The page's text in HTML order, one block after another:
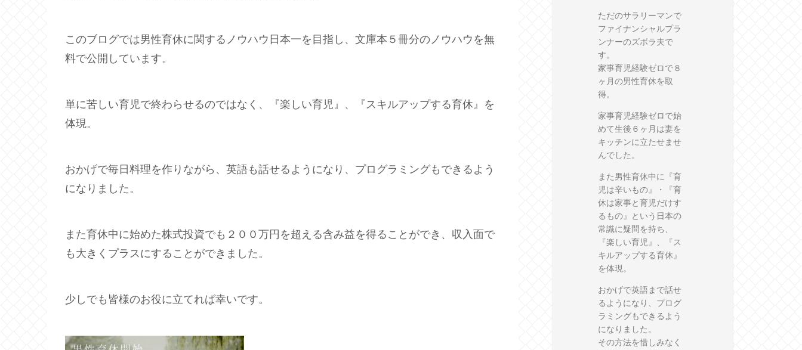
このブログでは男性育休に関するノウハウ日本一を目指し、文庫本５冊分のノウハウを無
料で公開しています。
単に苦しい育児で終わらせるのではなく、『楽しい育児』、『スキルアップする育休』を
体現。
おかげで毎日料理を作りながら、英語も話せるようになり、プログラミングもできるよう
になりました。
また育休中に始めた株式投資でも２００万円を超える含み益を得ることができ、収入面で
も大きくプラスにすることができました。
少しでも皆様のお役に立てれば幸いです。
ただのサラリーマンで
ファイナンシャルプラ
ンナーのズボラ夫で
す。
家事育児経験ゼロで８
ヶ月の男性育休を取
得。
家事育児経験ゼロで始
めて生後６ヶ月は妻を
キッチンに立たせませ
んでした。
また男性育休中に『育
児は辛いもの』・『育
休は家事と育児だけす
るもの』という日本の
常識に疑問を持ち、
『楽しい育児』、『ス
キルアップする育休』
を体現。
おかげで英語まで話せ
るようになり、プログ
ラミングもできるよう
になりました。
その方法を惜しみなく